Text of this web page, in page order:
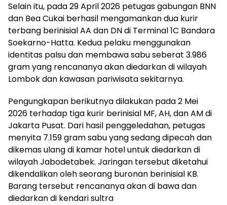
Selain itu, pada 29 April 2026 petugas gabungan BNN
dan Bea Cukai berhasil mengamankan dua kurir
terbang berinisial AA dan DN di Terminal 1C Bandara
Soekarno-Hatta. Kedua pelaku menggunakan
identitas palsu dan membawa sabu seberat 3.986
gram yang rencananya akan diedarkan di wilayah
Lombok dan kawasan pariwisata sekitarnya.
Pengungkapan berikutnya dilakukan pada 2 Mei
2026 terhadap tiga kurir berinisial MF, AH, dan AM di
Jakarta Pusat. Dari hasil penggeledahan, petugas
menyita 7.159 gram sabu yang sedang dipecah dan
dikemas ulang di kamar hotel untuk diedarkan di
wilayah Jabodetabek. Jaringan tersebut diketahui
dikendalikan oleh seorang buronan berinisial KB.
Barang tersebut rencananya akan di bawa dan
diedarkan di kendari sultra